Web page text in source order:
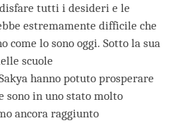
tutti i desideri e le
estremamente difficile che
lo sono oggi. Sotto la sua
scuole
hanno potuto prosperare
sono in uno stato molto
ancora raggiunto